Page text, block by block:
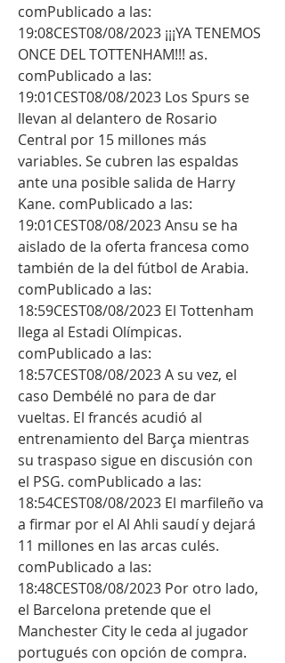
comPublicado a las:
19:08CEST08/08/2023 ¡¡¡YA TENEMOS
ONCE DEL TOTTENHAM!!! as.
comPublicado a las:
19:01CEST08/08/2023 Los Spurs se
llevan al delantero de Rosario
Central por 15 millones más
variables. Se cubren las espaldas
ante una posible salida de Harry
Kane. comPublicado a las:
19:01CEST08/08/2023 Ansu se ha
aislado de la oferta francesa como
también de la del fútbol de Arabia.
comPublicado a las:
18:59CEST08/08/2023 El Tottenham
llega al Estadi Olímpicas.
comPublicado a las:
18:57CEST08/08/2023 A su vez, el
caso Dembélé no para de dar
vueltas. El francés acudió al
entrenamiento del Barça mientras
su traspaso sigue en discusión con
el PSG. comPublicado a las:
18:54CEST08/08/2023 El marfileño va
a firmar por el Al Ahli saudí y dejará
11 millones en las arcas culés.
comPublicado a las:
18:48CEST08/08/2023 Por otro lado,
el Barcelona pretende que el
Manchester City le ceda al jugador
portugués con opción de compra.